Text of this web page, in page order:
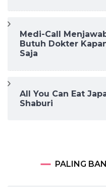
Medi-Call
Butuh Dokter
Saja
All You Can Eat
Shaburi
PALING